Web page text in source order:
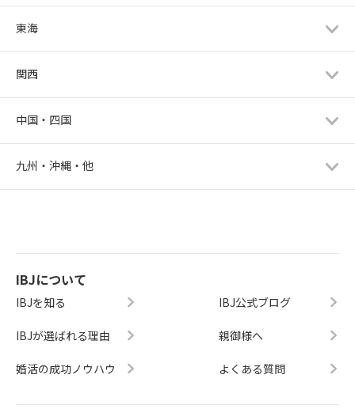
東海
関西
中国・四国
九州・沖縄・他
IBJについて
IBJを知る
IBJが選ばれる理由
婚活の成功ノウハウ
IBJ公式ブログ
親御様へ
よくある質問